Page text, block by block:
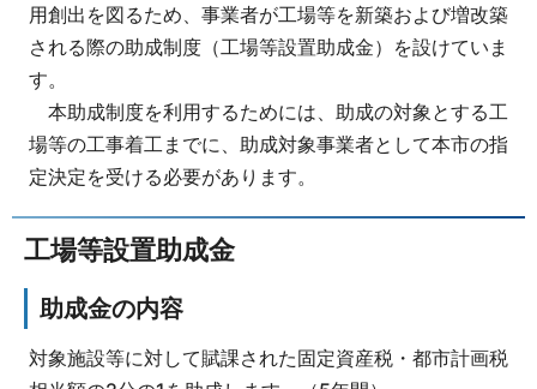
用創出を図るため、事業者が工場等を新築および増改築
される際の助成制度（工場等設置助成金）を設けていま
す。
本助成制度を利用するためには、助成の対象とする工
場等の工事着工までに、助成対象事業者として本市の指
定決定を受ける必要があります。
工場等設置助成金
助成金の内容
対象施設等に対して賦課された固定資産税・都市計画税